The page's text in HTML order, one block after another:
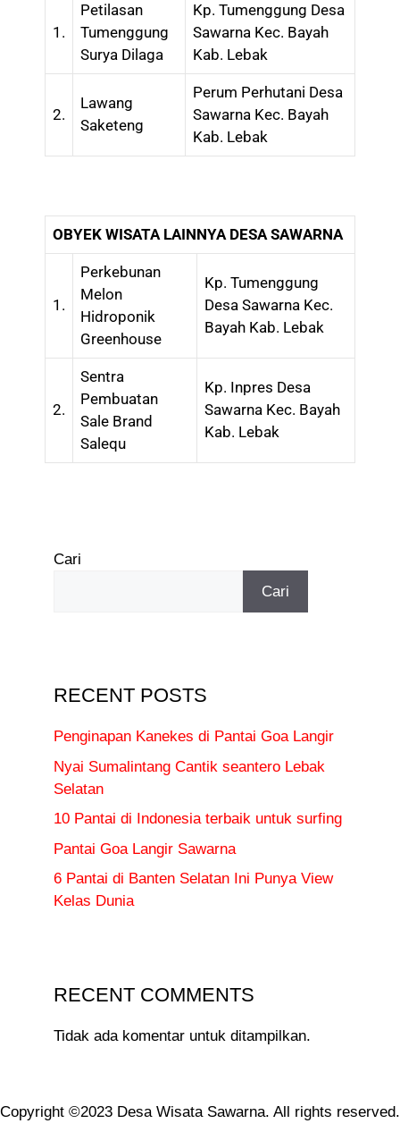
1.
Petilasan
Tumenggung
Surya Dilaga
Kp. Tumenggung Desa
Sawarna Kec. Bayah
Kab. Lebak
2.
Lawang
Saketeng
Perum Perhutani Desa
Sawarna Kec. Bayah
Kab. Lebak
OBYEK WISATA LAINNYA DESA SAWARNA
1.
Perkebunan
Melon
Hidroponik
Greenhouse
Kp. Tumenggung
Desa Sawarna Kec.
Bayah Kab. Lebak
2.
Sentra
Pembuatan
Sale Brand
Salequ
Kp. Inpres Desa
Sawarna Kec. Bayah
Kab. Lebak
Cari
Cari
RECENT POSTS
Penginapan Kanekes di Pantai Goa Langir
Nyai Sumalintang Cantik seantero Lebak
Selatan
10 Pantai di Indonesia terbaik untuk surfing
Pantai Goa Langir Sawarna
6 Pantai di Banten Selatan Ini Punya View
Kelas Dunia
RECENT COMMENTS
Tidak ada komentar untuk ditampilkan.
Copyright ©2023 Desa Wisata Sawarna. All rights reserved.